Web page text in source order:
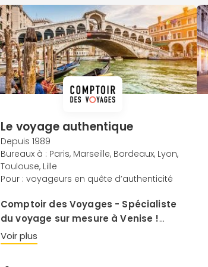
Le voyage authentique
Depuis 1989
Bureaux à : Paris, Marseille, Bordeaux, Lyon,
Toulouse, Lille
Pour : voyageurs en quête d’authenticité
Comptoir des Voyages - Spécialiste
du voyage sur mesure à Venise !
Nos conseillers-spécialistes Venise sont
à l'écoute de vos envies et vous
Voir plus